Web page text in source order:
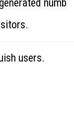
numb
users.